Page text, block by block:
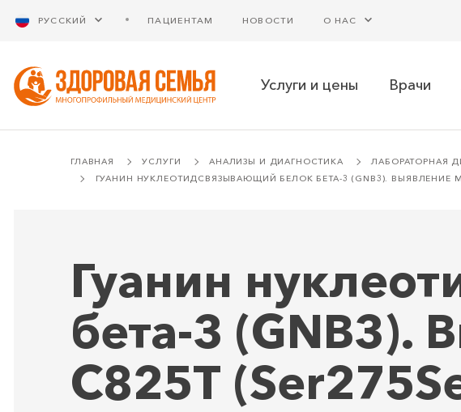
РУССКИЙ ПАЦИЕНТАМ НОВОСТИ О НАС
Услуги и цены Врачи
ГЛАВНАЯ УСЛУГИ АНАЛИЗЫ И ДИАГНОСТИКА ЛАБОРАТОРНАЯ
ГУАНИН НУКЛЕОТИДСВЯЗЫВАЮЩИЙ БЕЛОК БЕТА-3 (GNB3). ВЫЯВЛЕНИЕ
Гуанин
бета-3 (GNB3).
С825Т